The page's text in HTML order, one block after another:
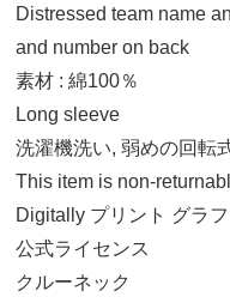
Distressed team name
and number on back
素材 : 綿100％
Long sleeve
洗濯機洗い, 弱めの回転
This item is non-
Digitally プリント グラ
公式ライセンス
クルーネック
L
13,790円(税込)
XL
13,790円(税込)
2XL
13,790円(税込)